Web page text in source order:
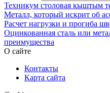
Техникум столовая кыштым
Металл, который искрит об
Расчет нагрузки и прогиба
Оцинкованная сталь или
преимущества
О сайте
Контакты
Карта сайта